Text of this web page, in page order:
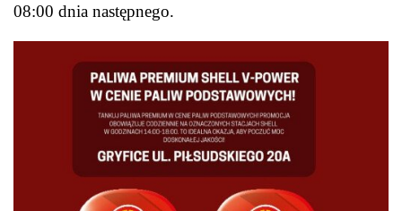
08:00 dnia następnego.